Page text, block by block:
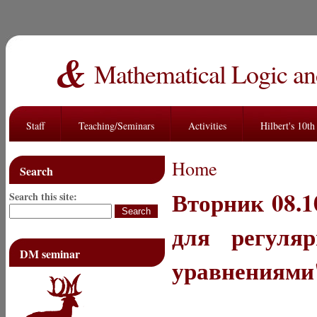
Mathematical Logic
Staff Teaching/Seminars Activities Hilbert's
Search
Search this site:
DM seminar
Home
Вторник
для